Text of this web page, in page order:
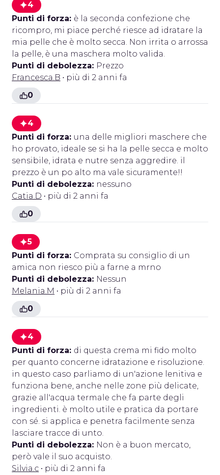
4
Punti di forza: è la seconda confezione che
ricompro, mi piace perché riesce ad idratare la
mia pelle che è molto secca. Non irrita o arrossa
la pelle, è una maschera molto valida.
Punti di debolezza: Prezzo
Francesca.B • più di 2 anni fa
0
4
Punti di forza: una delle migliori maschere che
ho provato, ideale se si ha la pelle secca e molto
sensibile, idrata e nutre senza aggredire. il
prezzo è un po alto ma vale sicuramente!!
Punti di debolezza: nessuno
Catia.D • più di 2 anni fa
0
5
Punti di forza: Comprata su consiglio di un
amica non riesco più a farne a mrno
Punti di debolezza: Nessun
Melania.M • più di 2 anni fa
0
4
Punti di forza: di questa crema mi fido molto
per quanto concerne idratazione e risoluzione.
in questo caso parliamo di un'azione lenitiva e
funziona bene, anche nelle zone più delicate,
grazie all'acqua termale che fa parte degli
ingredienti. è molto utile e pratica da portare
con sé. si applica e penetra facilmente senza
lasciare tracce di unto.
Punti di debolezza: Non è a buon mercato,
però vale il suo acquisto.
Silvia.c • più di 2 anni fa